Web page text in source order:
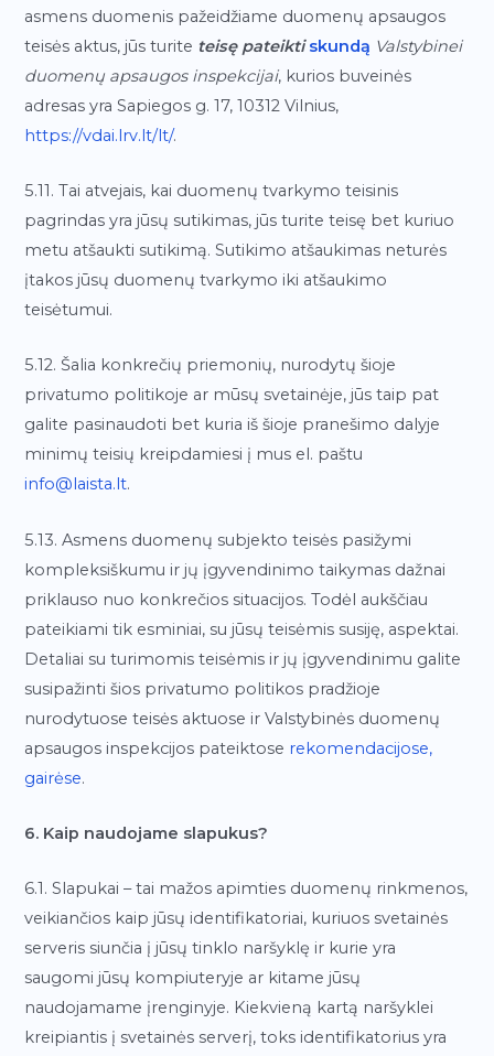
asmens duomenis pažeidžiame duomenų apsaugos
teisės aktus, jūs turite teisę pateiktiskundą Valstybinei
duomenų apsaugos inspekcijai, kurios buveinės
adresas yra Sapiegos g. 17, 10312 Vilnius,
https://vdai.lrv.lt/lt/.
5.11. Tai atvejais, kai duomenų tvarkymo teisinis
pagrindas yra jūsų sutikimas, jūs turite teisę bet kuriuo
metu atšaukti sutikimą. Sutikimo atšaukimas neturės
įtakos jūsų duomenų tvarkymo iki atšaukimo
teisėtumui.
5.12. Šalia konkrečių priemonių, nurodytų šioje
privatumo politikoje ar mūsų svetainėje, jūs taip pat
galite pasinaudoti bet kuria iš šioje pranešimo dalyje
minimų teisių kreipdamiesi į mus el. paštu
info@laista.lt.
5.13. Asmens duomenų subjekto teisės pasižymi
kompleksiškumu ir jų įgyvendinimo taikymas dažnai
priklauso nuo konkrečios situacijos. Todėl aukščiau
pateikiami tik esminiai, su jūsų teisėmis susiję, aspektai.
Detaliai su turimomis teisėmis ir jų įgyvendinimu galite
susipažinti šios privatumo politikos pradžioje
nurodytuose teisės aktuose ir Valstybinės duomenų
apsaugos inspekcijos pateiktose rekomendacijose,
gairėse.
6. Kaip naudojame slapukus?
6.1. Slapukai – tai mažos apimties duomenų rinkmenos,
veikiančios kaip jūsų identifikatoriai, kuriuos svetainės
serveris siunčia į jūsų tinklo naršyklę ir kurie yra
saugomi jūsų kompiuteryje ar kitame jūsų
naudojamame įrenginyje. Kiekvieną kartą naršyklei
kreipiantis į svetainės serverį, toks identifikatorius yra